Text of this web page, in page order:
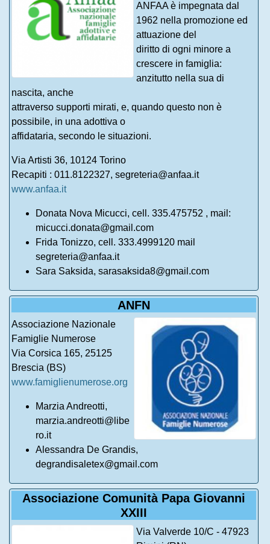
ANFAA è impegnata dal
1962 nella promozione ed
attuazione del
diritto di ogni minore a
crescere in famiglia:
anzitutto nella sua di
nascita, anche
attraverso supporti mirati, e, quando questo non è
possibile, in una adottiva o
affidataria, secondo le situazioni.
Via Artisti 36, 10124 Torino
Recapiti : 011.8122327, segreteria@anfaa.it
www.anfaa.it
Donata Nova Micucci, cell. 335.475752 , mail:
micucci.donata@gmail.com
Frida Tonizzo, cell. 333.4999120 mail
segreteria@anfaa.it
Sara Saksida, sarasaksida8@gmail.com
ANFN
Associazione Nazionale
Famiglie Numerose
Via Corsica 165, 25125
Brescia (BS)
www.famiglienumerose.org
Marzia Andreotti,
marzia.andreotti@libe
ro.it
Alessandra De Grandis,
degrandisaletex@gmail.com
Associazione Comunità Papa Giovanni
XXIII
Via Valverde 10/C - 47923